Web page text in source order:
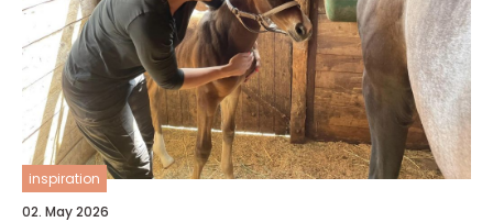
inspiration
02. May 2026